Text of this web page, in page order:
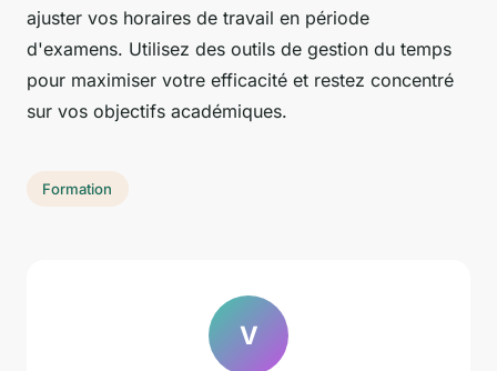
ajuster vos horaires de travail en période
d'examens. Utilisez des outils de gestion du temps
pour maximiser votre efficacité et restez concentré
sur vos objectifs académiques.
Formation
V